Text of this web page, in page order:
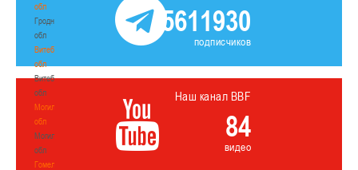
обл
Гродненская
обл
Витебская
обл
Витебская
обл
Могилевская
обл
Могилевская
обл
Гомельская
5611930
подписчиков
Наш канал BBF
84
видео